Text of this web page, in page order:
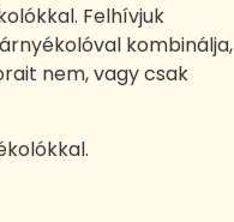
Felhívjuk
kombinálja,
nem, vagy csak